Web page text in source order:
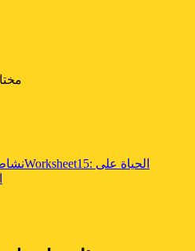
Worksheet15: الحياة على